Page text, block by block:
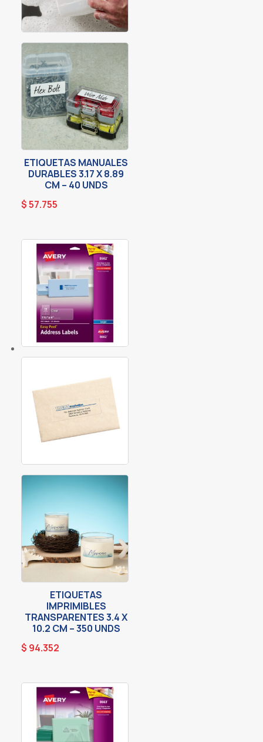
ETIQUETAS MANUALES
DURABLES 3.17 X 8.89
CM – 40 UNDS
$57.755
ETIQUETAS
IMPRIMIBLES
TRANSPARENTES 3.4 X
10.2 CM – 350 UNDS
$ 94.352